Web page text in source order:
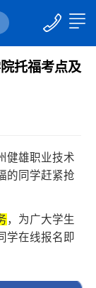
托福考点及
健雄职业技术
的同学赶紧抢
，为广大学生
学在线报名即